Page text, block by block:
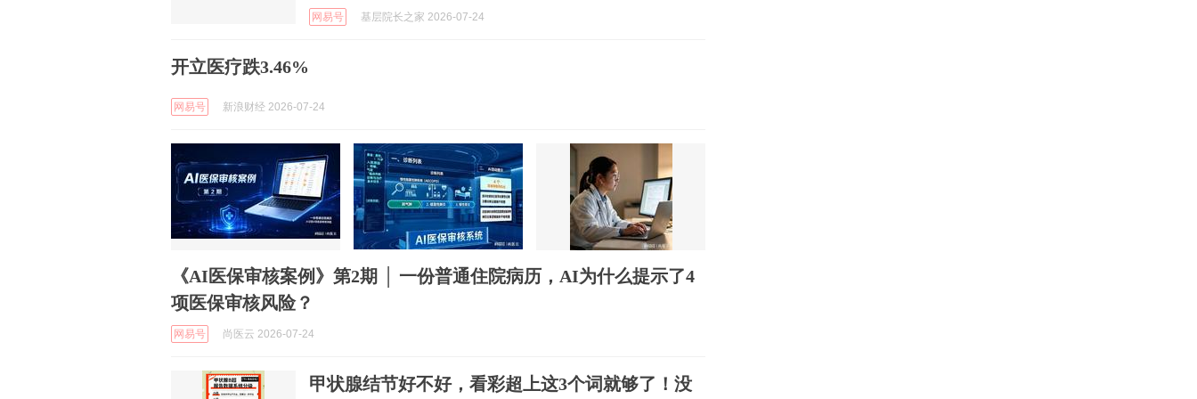
网易号 基层院长之家 2026-07-24
开立医疗跌3.46%
网易号 新浪财经 2026-07-24
《AI医保审核案例》第2期 │ 一份普通住院病历，AI为什么提示了4
项医保审核风险？
网易号 尚医云 2026-07-24
甲状腺结节好不好，看彩超上这3个词就够了！没